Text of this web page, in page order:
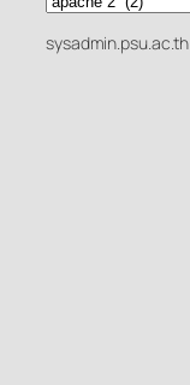
sysadmin.psu.ac.th